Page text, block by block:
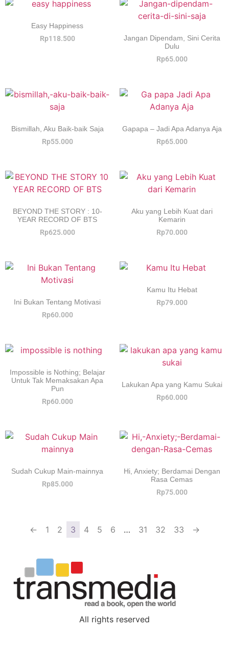
Easy Happiness
Rp118.500
Jangan Dipendam, Sini Cerita
Dulu
Rp65.000
Bismillah, Aku Baik-baik Saja
Rp55.000
Gapapa – Jadi Apa Adanya Aja
Rp65.000
BEYOND THE STORY : 10-
YEAR RECORD OF BTS
Rp625.000
Aku yang Lebih Kuat dari
Kemarin
Rp70.000
Ini Bukan Tentang Motivasi
Rp60.000
Kamu Itu Hebat
Rp79.000
Impossible is Nothing; Belajar
Untuk Tak Memaksakan Apa
Pun
Rp60.000
Lakukan Apa yang Kamu Sukai
Rp60.000
Sudah Cukup Main-mainnya
Rp85.000
Hi, Anxiety; Berdamai Dengan
Rasa Cemas
Rp75.000
← 1 2 3 4 5 6 … 31 32 33 →
All rights reserved